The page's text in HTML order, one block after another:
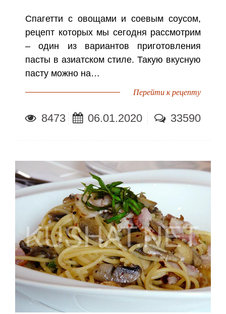
Спагетти с овощами и соевым соусом,
рецепт которых мы сегодня рассмотрим
– один из вариантов приготовления
пасты в азиатском стиле. Такую вкусную
пасту можно на…
Перейти к рецепту
8473 06.01.2020 33590